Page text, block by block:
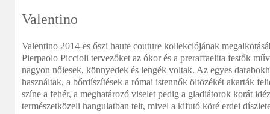
Valentino
Valentino 2014-es őszi haute couture kollekciójának
Pierpaolo Piccioli tervezőket az ókor és a preraffaelita festők
nagyon nőiesek, könnyedek és lengék voltak. Az egyes
használtak, a bőrdíszítések a római istennők öltözékét akarták
színe a fehér, a meghatározó viselet pedig a gladiátorok korát
természetközeli hangulatban telt, mivel a kifutó köré erdei